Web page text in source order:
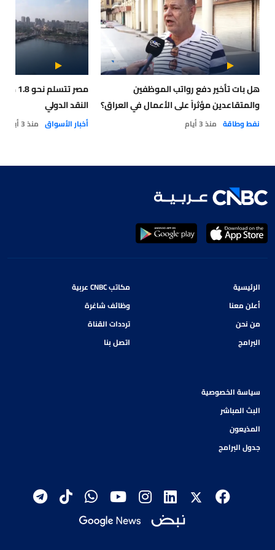
هل بات تأخير دفع رواتب الموظفين
والمتقاعدين مؤثراً على الأعمال في العراق؟
نفط وطاقة منذ 3 أيام
مصر
النقد الدولي
أخبار الأسواق منذ 3 أيام
الرئيسية
أعلن معنا
من نحن
البرامج
مكاتب CNBC عربية
وظائف شاغرة
ترددات القناة
اتصل بنا
سياسة الخصوصية
البث المباشر
المذيعون
جدول البرامج